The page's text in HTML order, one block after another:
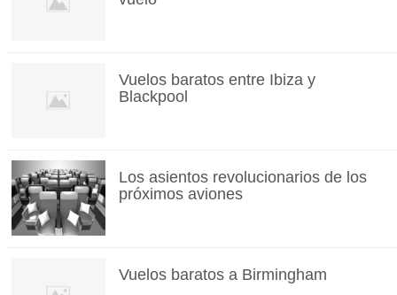
Vuelos baratos entre Ibiza y
Blackpool
Los asientos revolucionarios de los
próximos aviones
Vuelos baratos a Birmingham